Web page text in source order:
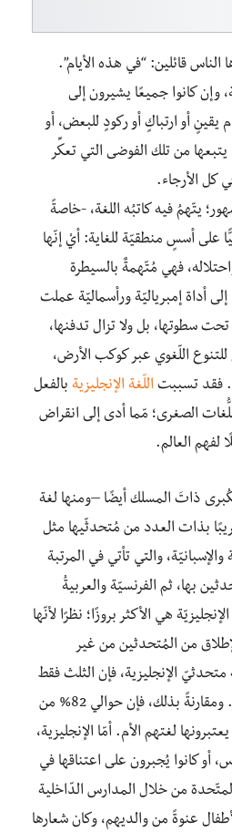
الناس قائلين: “في هذه الأيام”.
وإن كانوا جميعًا يشيرون إلى
يقينٍ أو ارتباكٍ أو ركودٍ للبعض، أو
من تلك الفوضى التي تعكِّر
كل الأرجاء.
يتّهمُ فيه كاتبُه اللغة، -خاصةً
على أسسٍ منطقيّة للغاية: أيْ إنّها
فهي مُتّهمةٌ بالسيطرة
أداة إمبرياليّة ورأسماليّة عملت
سطوتها، بل ولا تزال تدفنها،
للتنوع اللّغوي عبر كوكب الأرض،
فقد تسببت اللّغة الإنجليزية بالفعل
الصغرى؛ مّما أدى إلى انقراض
لفهم العالم.
ذاتَ المسلك أيضًا –ومنها لغة
بذات العدد من مُتحدثّيها مثل
والإسبانيّة، والتي تأتي في المرتبة
بها، ثم الفرنسيّة والعربيةُ
هي الأكثر بروزًا؛ نظرًا لأنّها
من المُتحدثين من غير
متحدثيّ الإنجليزية، فإن الثلث فقط
منهم من يعتبِرُها لغته الأم. ومقارنةً بذلك، فإن حوالي 82% من
لغتهم الأم. أمّا الإنجليزية،
أو كانوا يُجبرون على اعتناقها في
من خلال المدارس الدّاخلية
عنوةً من والديهم، وكان شعارها